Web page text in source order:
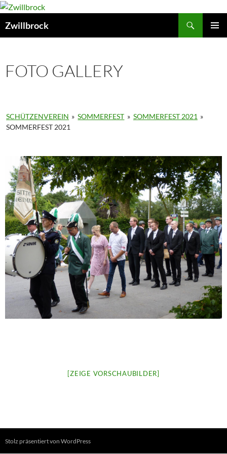
Zum
springen
Zwillbrock
FOTO GALLERY
SCHÜTZENVEREIN » SOMMERFEST » SOMMERFEST 2021 »
SOMMERFEST 2021
[ZEIGE VORSCHAUBILDER]
Stolz präsentiert von WordPress